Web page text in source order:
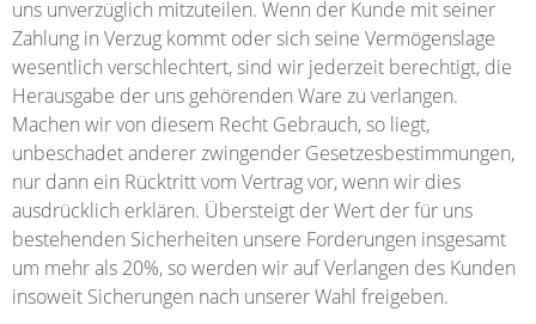
uns unverzüglich mitzuteilen. Wenn der Kunde mit seiner
Zahlung in Verzug kommt oder sich seine Vermögenslage
wesentlich verschlechtert, sind wir jederzeit berechtigt, die
Herausgabe der uns gehörenden Ware zu verlangen.
Machen wir von diesem Recht Gebrauch, so liegt,
unbeschadet anderer zwingender Gesetzesbestimmungen,
nur dann ein Rücktritt vom Vertrag vor, wenn wir dies
ausdrücklich erklären. Übersteigt der Wert der für uns
bestehenden Sicherheiten unsere Forderungen insgesamt
um mehr als 20%, so werden wir auf Verlangen des Kunden
insoweit Sicherungen nach unserer Wahl freigeben.